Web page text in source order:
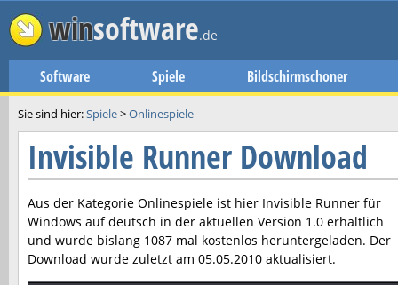
winsoftware.de
Software Spiele Bildschirmschoner
Sie sind hier:Spiele>Onlinespiele
Invisible Runner Download
Aus der Kategorie Onlinespiele ist hier Invisible Runner für
Windows auf deutsch in der aktuellen Version 1.0 erhältlich
und wurde bislang 1087 mal kostenlos heruntergeladen. Der
Download wurde zuletzt am 05.05.2010 aktualisiert.